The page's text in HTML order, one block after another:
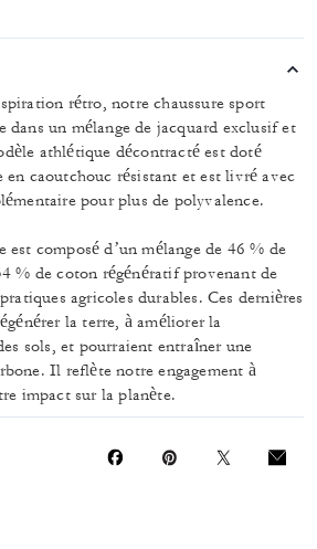
rétro, notre chaussure sport
dans un mélange de jacquard exclusif et
athlétique décontracté est doté
en caoutchouc résistant et est livré avec
pour plus de polyvalence.
composé d’un mélange de 46 % de
% de coton régénératif provenant de
agricoles durables. Ces dernières
la terre, à améliorer la
sols, et pourraient entraîner une
Il reflète notre engagement à
impact sur la planète.